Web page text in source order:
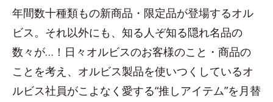
年間数十種類もの新商品・限定品が登場するオル
ビス。それ以外にも、知る人ぞ知る隠れ名品の
数々が…！日々オルビスのお客様のこと・商品の
ことを考え、オルビス製品を使いつくしているオ
ルビス社員がこよなく愛する“推しアイテム”を月替